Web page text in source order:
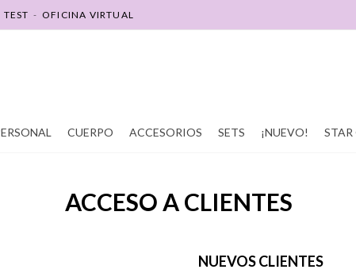
TEST - OFICINA VIRTUAL
CUERPO ACCESORIOS SETS ¡NUEVO! STAR
ACCESO A CLIENTES
NUEVOS CLIENTES